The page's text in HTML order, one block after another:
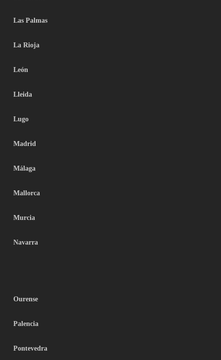
Las Palmas
La Rioja
León
Lleida
Lugo
Madrid
Málaga
Mallorca
Murcia
Navarra
Ourense
Palencia
Pontevedra